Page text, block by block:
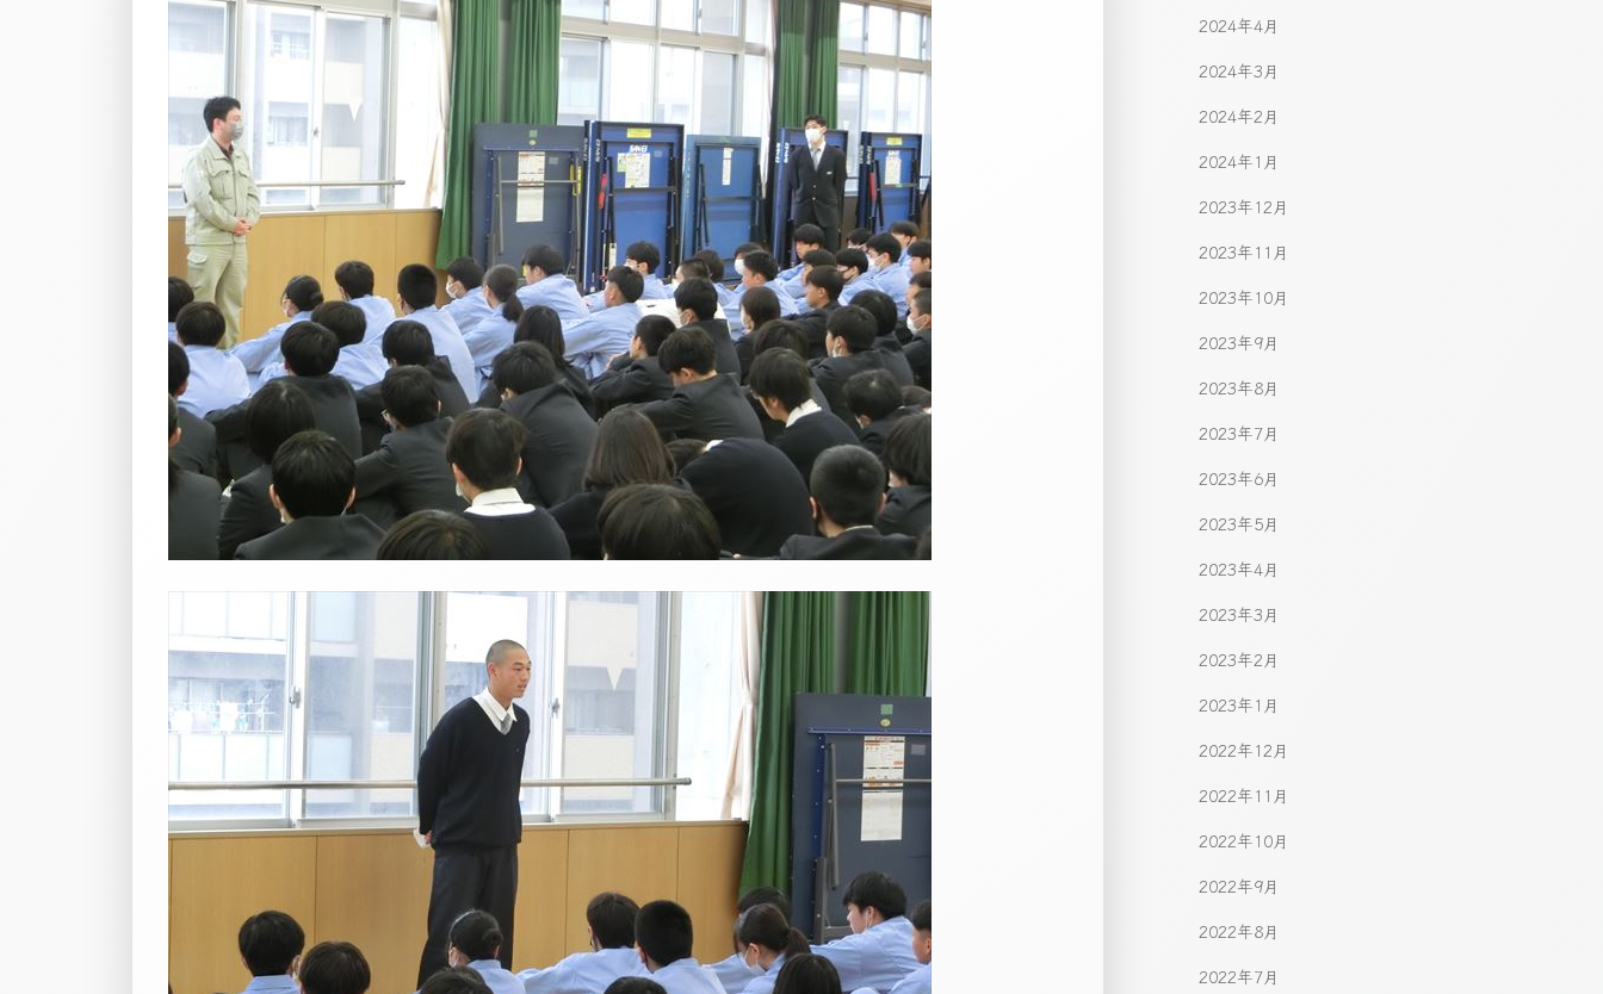
2024年4月
2024年3月
2024年2月
2024年1月
2023年12月
2023年11月
2023年10月
2023年9月
2023年8月
2023年7月
2023年6月
2023年5月
2023年4月
2023年3月
2023年2月
2023年1月
2022年12月
2022年11月
2022年10月
2022年9月
2022年8月
2022年7月